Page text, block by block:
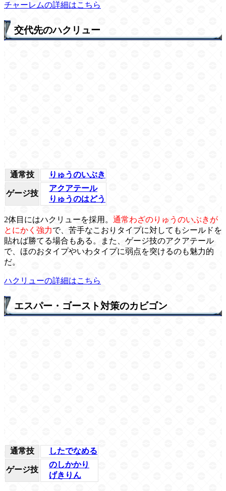
チャーレムの詳細はこちら
交代先のハクリュー
通常技 りゅうのいぶき
ゲージ技
アクアテール
りゅうのはどう
2体目にはハクリューを採用。 通常わざのりゅうのいぶきが
とにかく強力で、苦手なこおりタイプに対してもシールドを
貼れば勝てる場合もある。また、ゲージ技のアクアテール
で、ほのおタイプやいわタイプに弱点を突けるのも魅力的
だ。
ハクリューの詳細はこちら
エスパー・ゴースト対策のカビゴン
通常技 したでなめる
ゲージ技
のしかかり
げきりん